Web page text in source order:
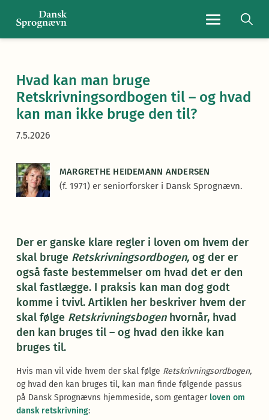
Hvad kan man bruge
Retskrivningsordbogen til – og hvad
kan man ikke bruge den til?
7.5.2026
MARGRETHE HEIDEMANN ANDERSEN
(f. 1971) er seniorforsker i Dansk Sprognævn.
Der er ganske klare regler i loven om hvem der
skal bruge Retskrivningsordbogen,og der er
også faste bestemmelser om hvad det er den
skal fastlægge. I praksis kan man dog godt
komme i tvivl. Artiklen her beskriver hvem der
skal følge Retskrivningsbogenhvornår, hvad
den kan bruges til – og hvad den ikke kan
bruges til.
Hvis man vil vide hvem der skal følge Retskrivningsordbogen,
og hvad den kan bruges til, kan man finde følgende passus
på Dansk Sprognævns hjemmeside, som gentager loven om
dansk retskrivning: